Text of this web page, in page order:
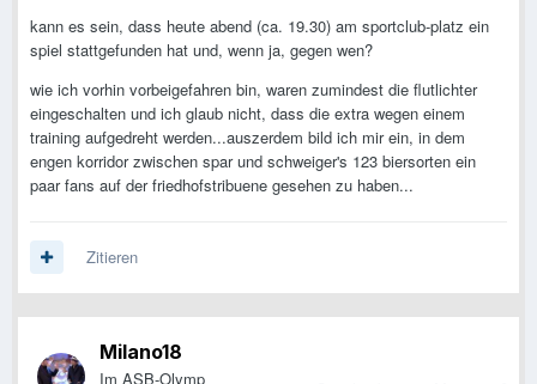
kann es sein, dass heute abend (ca. 19.30) am sportclub-platz ein
spiel stattgefunden hat und, wenn ja, gegen wen?
wie ich vorhin vorbeigefahren bin, waren zumindest die flutlichter
eingeschalten und ich glaub nicht, dass die extra wegen einem
training aufgedreht werden...auszerdem bild ich mir ein, in dem
engen korridor zwischen spar und schweiger's 123 biersorten ein
paar fans auf der friedhofstribuene gesehen zu haben...
Zitieren
Milano18
Im ASB-Olymp